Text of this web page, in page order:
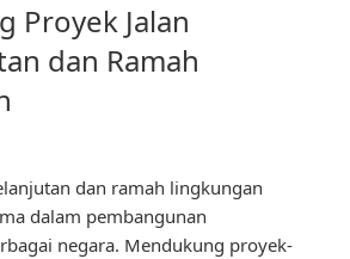
Proyek Jalan
dan Ramah
dan ramah lingkungan
dalam pembangunan
negara. Mendukung proyek-